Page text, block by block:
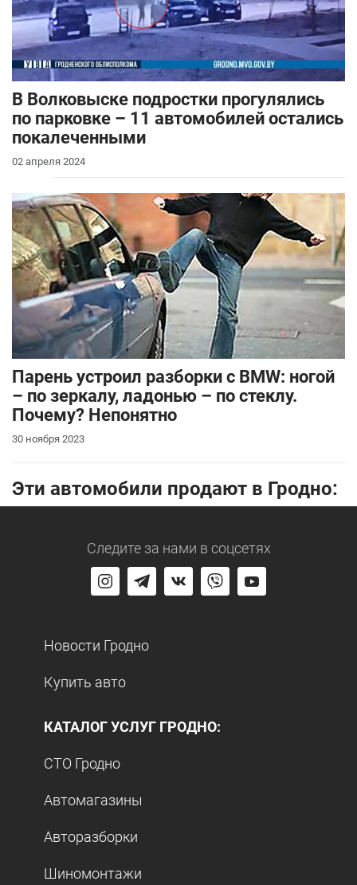
В Волковыске подростки прогулялись
по парковке – 11 автомобилей остались
покалеченными
02 апреля 2024
Парень устроил разборки с BMW: ногой
– по зеркалу, ладонью – по стеклу.
Почему? Непонятно
30 ноября 2023
Эти автомобили продают в Гродно:
Следите за нами в соцсетях
Новости Гродно
Купить авто
КАТАЛОГ УСЛУГ ГРОДНО:
СТО Гродно
Автомагазины
Авторазборки
Шиномонтажи